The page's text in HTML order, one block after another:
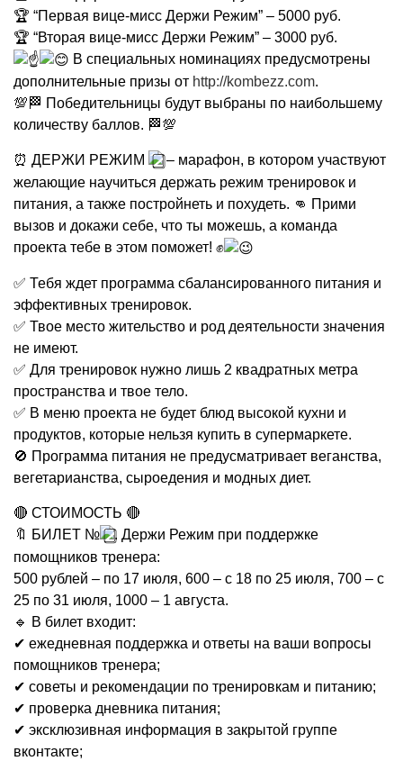
🏆 “Первая вице-мисс Держи Режим” – 5000 руб.
🏆 “Вторая вице-мисс Держи Режим” – 3000 руб.
В специальных номинациях предусмотрены
дополнительные призы от http://kombezz.com.
💯🏁 Победительницы будут выбраны по наибольшему
количеству баллов. 🏁💯
⏰ ДЕРЖИ РЕЖИМ
– марафон, в котором участвуют
желающие научиться держать режим тренировок и
питания, а также постройнеть и похудеть. 👊 Прими
вызов и докажи себе, что ты можешь, а команда
проекта тебе в этом поможет! ✊
✅ Тебя ждет программа сбалансированного питания и
эффективных тренировок.
✅ Твое место жительство и род деятельности значения
не имеют.
✅ Для тренировок нужно лишь 2 квадратных метра
пространства и твое тело.
✅ В меню проекта не будет блюд высокой кухни и
продуктов, которые нельзя купить в супермаркете.
🚫 Программа питания не предусматривает веганства,
вегетарианства, сыроедения и модных диет.
🔴 СТОИМОСТЬ 🔴
🔖 БИЛЕТ №
. Держи Режим при поддержке
помощников тренера:
500 рублей – по 17 июля, 600 – с 18 по 25 июля, 700 – с
25 по 31 июля, 1000 – 1 августа.
🔹 В билет входит:
✔ ежедневная поддержка и ответы на ваши вопросы
помощников тренера;
✔ советы и рекомендации по тренировкам и питанию;
✔ проверка дневника питания;
✔ эксклюзивная информация в закрытой группе
вконтакте;